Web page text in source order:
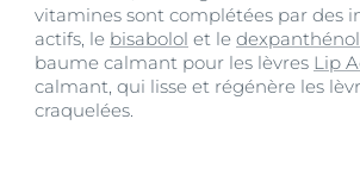
vitamines sont complétées par des
actifs, le bisabolol et le dexpanthénol
baume calmant pour les lèvres Lip
calmant, qui lisse et régénère les
craquelées.